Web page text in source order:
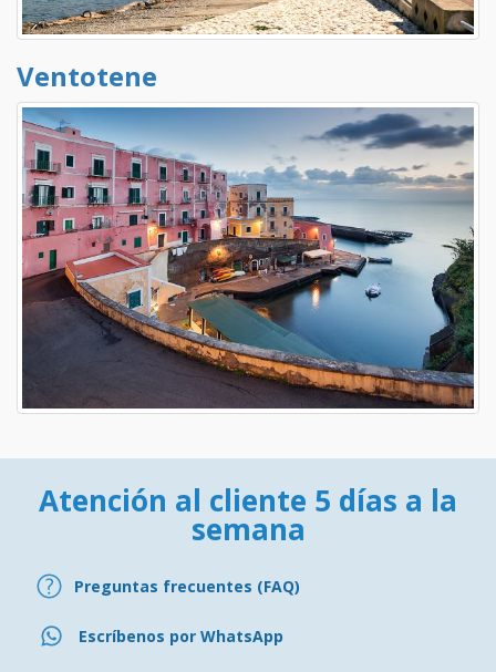
Ventotene
Atención al cliente 5 días a la
semana
Preguntas frecuentes (FAQ)
Escríbenos por WhatsApp